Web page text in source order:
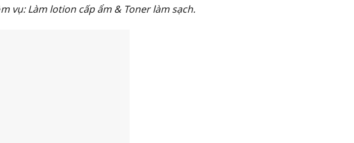
vụ: Làm lotion cấp ẩm & Toner làm sạch.